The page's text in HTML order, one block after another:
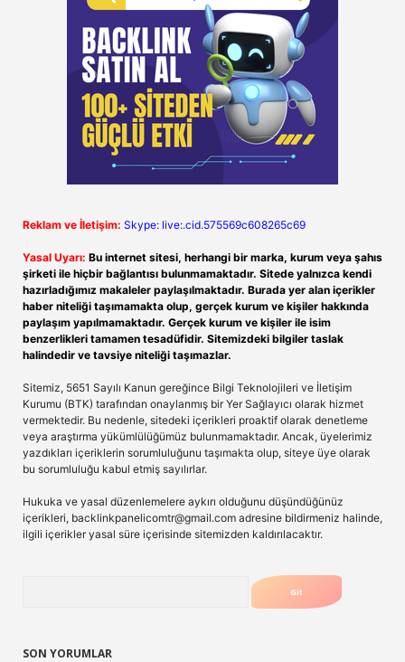
Reklam ve İletişim: Skype: live:.cid.575569c608265c69
Yasal Uyarı: Bu internet sitesi, herhangi bir marka, kurum veya şahıs
şirketi ile hiçbir bağlantısı bulunmamaktadır. Sitede yalnızca kendi
hazırladığımız makaleler paylaşılmaktadır. Burada yer alan içerikler
haber niteliği taşımamakta olup, gerçek kurum ve kişiler hakkında
paylaşım yapılmamaktadır. Gerçek kurum ve kişiler ile isim
benzerlikleri tamamen tesadüfidir. Sitemizdeki bilgiler taslak
halindedir ve tavsiye niteliği taşımazlar.
Sitemiz, 5651 Sayılı Kanun gereğince Bilgi Teknolojileri ve İletişim
Kurumu (BTK) tarafından onaylanmış bir Yer Sağlayıcı olarak hizmet
vermektedir. Bu nedenle, sitedeki içerikleri proaktif olarak denetleme
veya araştırma yükümlülüğümüz bulunmamaktadır. Ancak, üyelerimiz
yazdıkları içeriklerin sorumluluğunu taşımakta olup, siteye üye olarak
bu sorumluluğu kabul etmiş sayılırlar.
Hukuka ve yasal düzenlemelere aykırı olduğunu düşündüğünüz
içerikleri, backlinkpanelicomtr@gmail.com adresine bildirmeniz halinde,
ilgili içerikler yasal süre içerisinde sitemizden kaldırılacaktır.
SON YORUMLAR